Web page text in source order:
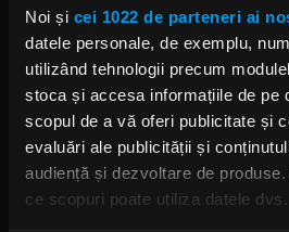
Noi și cei 1022 de parteneri ai
datele personale, de exemplu,
utilizând tehnologii precum
stoca și accesa informațiile de pe
scopul de a vă oferi publicitate și
evaluări ale publicității și
audiență și dezvoltare de
ce scopuri poate utiliza datele dvs.
- 16:00 – STEAMBREATHER
- 16:30 – INFLOW
- 17.00 – FITTONIA
Recital
- 18:00 – HIDDEN INTENT